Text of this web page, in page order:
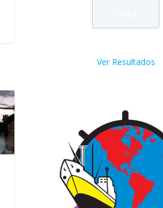
Ver Resultados